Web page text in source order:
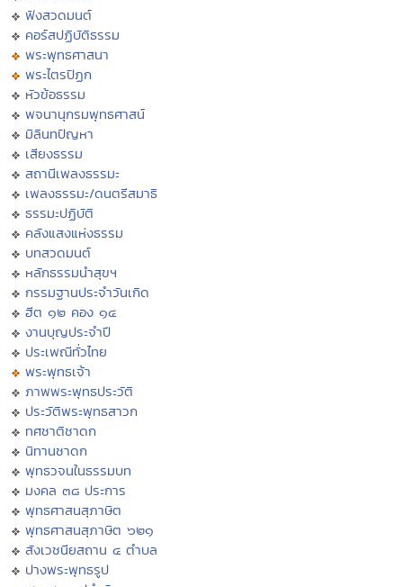
ฟังสวดมนต์
คอร์สปฏิบัติธรรม
พระพุทธศาสนา
พระไตรปิฏก
หัวข้อธรรม
พจนานุกรมพุทธศาสน์
มิลินทปัญหา
เสียงธรรม
สถานีเพลงธรรมะ
เพลงธรรมะ/ดนตรีสมาธิ
ธรรมะปฏิบัติ
คลังแสงแห่งธรรม
บทสวดมนต์
หลักธรรมนำสุขฯ
กรรมฐานประจำวันเกิด
ฮีต ๑๒ คอง ๑๔
งานบุญประจำปี
ประเพณีทั่วไทย
พระพุทธเจ้า
ภาพพระพุทธประวัติ
ประวัติพระพุทธสาวก
ทศชาติชาดก
นิทานชาดก
พุทธวจนในธรรมบท
มงคล ๓๘ ประการ
พุทธศาสนสุภาษิต
พุทธศาสนสุภาษิต ๖๒๑
สังเวชนียสถาน ๔ ตำบล
ปางพระพุทธรูป